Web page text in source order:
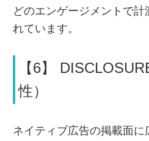
どのエンゲージメントで計
れています。
【6】
性）
ネイティブ広告の掲載面